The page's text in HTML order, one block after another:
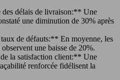
délais de livraison:** Une
une diminution de 30% après
de défauts:** En moyenne, les
une baisse de 20%.
la satisfaction client:** Une
renforcée fidélisent la